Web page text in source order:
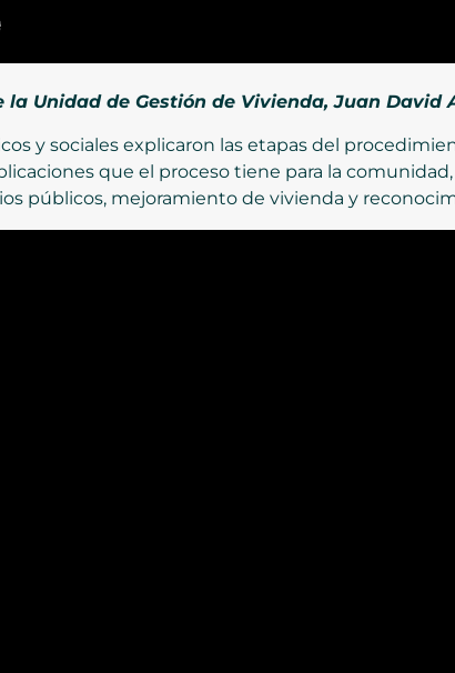
Unidad de Gestión de Vivienda, Juan David
y sociales explicaron las etapas del
que el proceso tiene para la
públicos, mejoramiento de vivienda y